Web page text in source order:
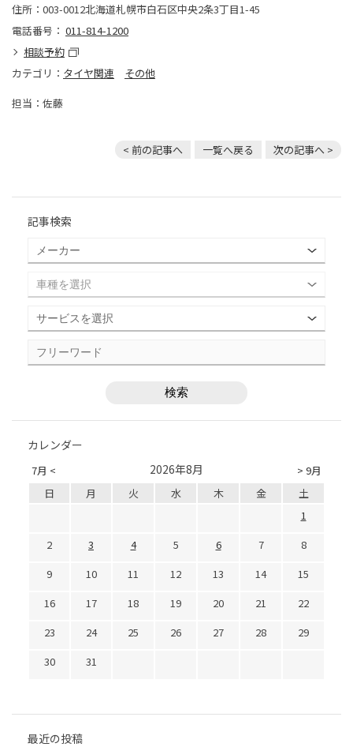
住所：003-0012北海道札幌市白石区中央2条3丁目1-45
電話番号： 011-814-1200
相談予約
カテゴリ： タイヤ関連
その他
担当：佐藤
< 前の記事へ 一覧へ戻る 次の記事へ >
記事検索
カレンダー
7月 < > 9月
2026年8月
日 月 火 水 木 金
土
1
2
3 4 5 6 7
8
9
10 11 12 13 14
15
16
17 18 19 20 21
22
23
24 25 26 27 28
29
30
31
最近の投稿